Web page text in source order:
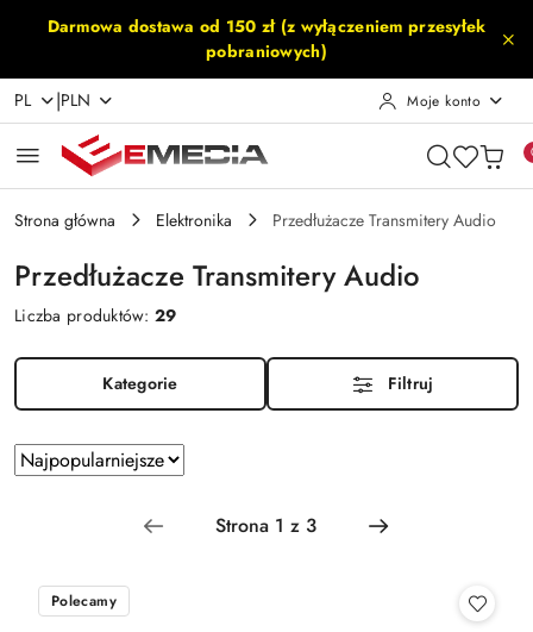
Przejdź do treści głównej
Przejdź do wyszukiwarki
Przejdź do moje konto
Przejdź do menu głównego
Przejdź do stopki
Darmowa dostawa od 150 zł (z wyłączeniem przesyłek
pobraniowych)
PL |PLN Moje konto
Strona główna Elektronika Przedłużacze Transmitery Audio
Przedłużacze Transmitery Audio
Liczba produktów:29
Kategorie Filtruj
Zastosowano
sortowanie:
Najpopularniejsze.
Sortuj
według
Polecamy